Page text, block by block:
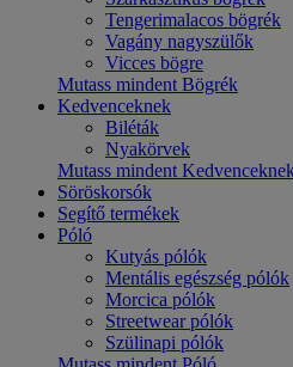
Tengerimalacos bögrék
Vagány nagyszülők
Vicces bögre
Mutass mindent Bögrék
Kedvenceknek
Biléták
Nyakörvek
Mutass mindent
Söröskorsók
Segítő termékek
Póló
Kutyás pólók
Mentális egészség pólók
Morcica pólók
Streetwear pólók
Szülinapi pólók